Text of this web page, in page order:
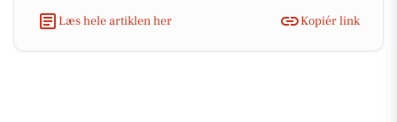
Læs hele artiklen her
Kopiér link